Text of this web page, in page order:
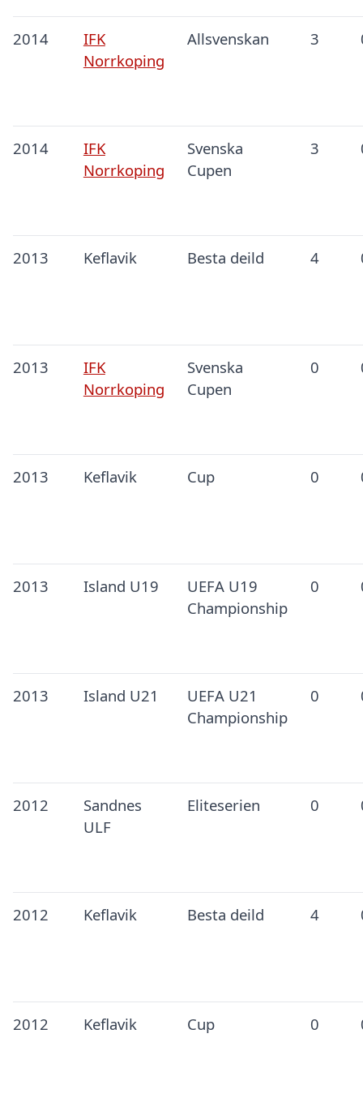
2014
IFK
Norrkoping
Allsvenskan 3
2014
IFK
Norrkoping
Svenska
Cupen
3
2013 Keflavik Besta deild 4
2013
IFK
Norrkoping
Svenska
Cupen
0
2013 Keflavik Cup 0
2013 Island U19
UEFA U19
Championship
0
2013 Island U21
UEFA U21
Championship
0
2012
Sandnes
ULF
Eliteserien 0
2012 Keflavik Besta deild 4
2012 Keflavik Cup 0